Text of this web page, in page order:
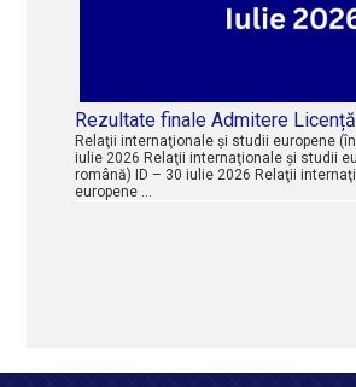
Rezultate finale Admitere
Relaţii internaţionale şi studii europene
iulie 2026 Relaţii internaţionale şi studii
română) ID – 30 iulie 2026 Relaţii
europene …